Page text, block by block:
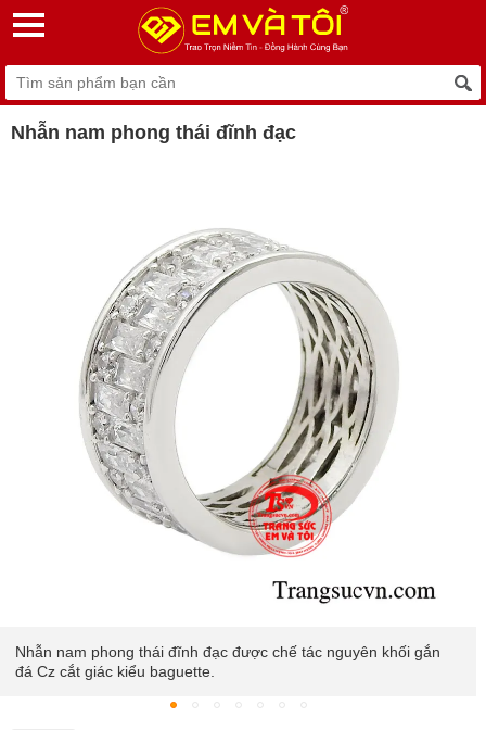
Nhẫn nam phong thái đĩnh đạc
Chiếc nhẫn lấy hình tượng từ người đàn ông thành đạt, tạo
phái mạnh phong cách lịch lãm và nổi bật.